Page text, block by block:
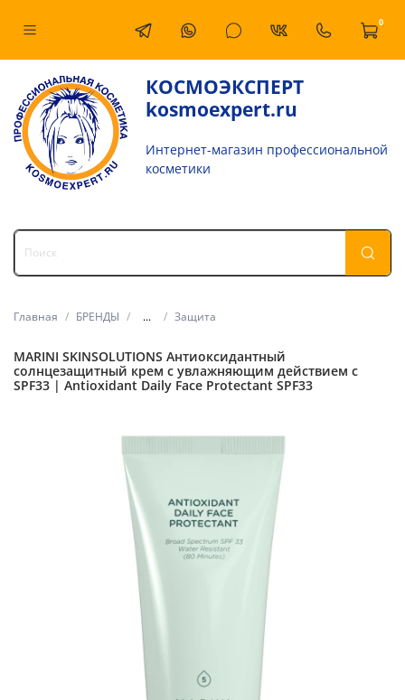
0
КОСМОЭКСПЕРТ
kosmoexpert.ru
Интернет-магазин профессиональной
косметики
Главная БРЕНДЫ ... Защита
MARINI SKINSOLUTIONS Антиоксидантный
солнцезащитный крем с увлажняющим действием с
SPF33 | Antioxidant Daily Face Protectant SPF33